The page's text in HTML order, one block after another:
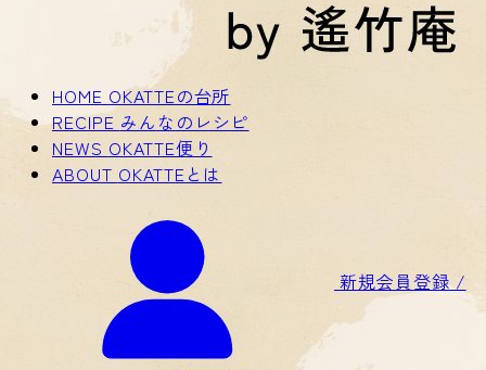
HOME OKATTEの台所
RECIPE みんなのレシピ
NEWS OKATTE便り
ABOUT OKATTEとは
新規会員登録 /